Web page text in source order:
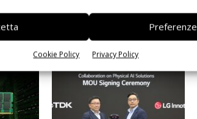
Preferenze
Cookie Policy Privacy Policy